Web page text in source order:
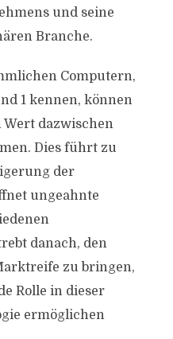
und seine
Branche.
Computern,
1 kennen, können
dazwischen
Dies führt zu
der
ungeahnte
danach, den
zu bringen,
Rolle in dieser
ermöglichen